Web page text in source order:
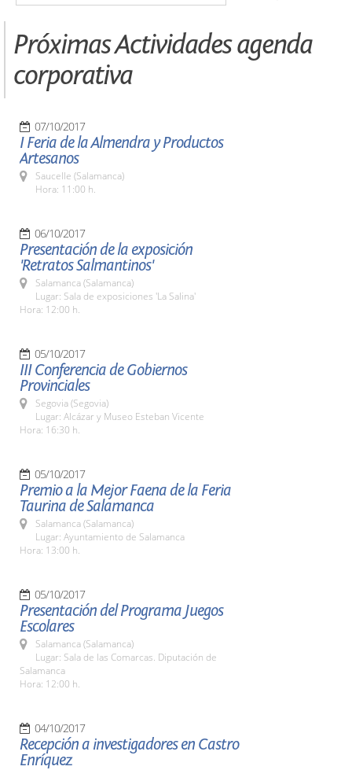
Próximas Actividades agenda
corporativa
07/10/2017
I Feria de la Almendra y Productos
Artesanos
Saucelle (Salamanca)
Hora: 11:00 h.
06/10/2017
Presentación de la exposición
'Retratos Salmantinos'
Salamanca (Salamanca)
Lugar: Sala de exposiciones 'La Salina'
Hora: 12:00 h.
05/10/2017
III Conferencia de Gobiernos
Provinciales
Segovia (Segovia)
Lugar: Alcázar y Museo Esteban Vicente
Hora: 16:30 h.
05/10/2017
Premio a la Mejor Faena de la Feria
Taurina de Salamanca
Salamanca (Salamanca)
Lugar: Ayuntamiento de Salamanca
Hora: 13:00 h.
05/10/2017
Presentación del Programa Juegos
Escolares
Salamanca (Salamanca)
Lugar: Sala de las Comarcas. Diputación de
Salamanca
Hora: 12:00 h.
04/10/2017
Recepción a investigadores en Castro
Enríquez